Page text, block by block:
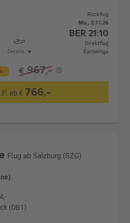
Details
Rückflug
Mo., 2.11.26
BER 21:10
Direktflug
Eurowings
€ 967,-
ab € 766,-
Flug ab Salzburg (SZG)
(DB1)